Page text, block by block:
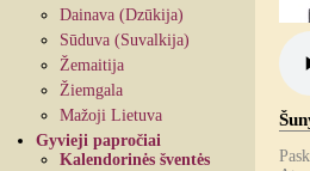
Dainava (Dzūkija)
Sūduva (Suvalkija)
Žemaitija
Žiemgala
Mažoji Lietuva
Gyvieji papročiai
Kalendorinės šventės